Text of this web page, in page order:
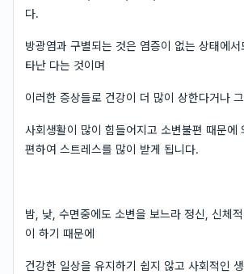
다.
방광염과 구별되는 것은 염증이 없는 상태에
타난 다는 것이며
이러한 증상들로 건강이 더 많이 상한다거나
사회생활이 많이 힘들어지고 소변불편 때문에
편하여 스트레스를 많이 받게 됩니다.
밤, 낮, 수면중에도 소변을 보느라 정신, 신체
이 하기 때문에
건강한 일상을 유지하기 쉽지 않고 사회적인